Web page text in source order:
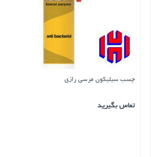
چسب سیلیکون مرسی رازی
تماس بگیرید